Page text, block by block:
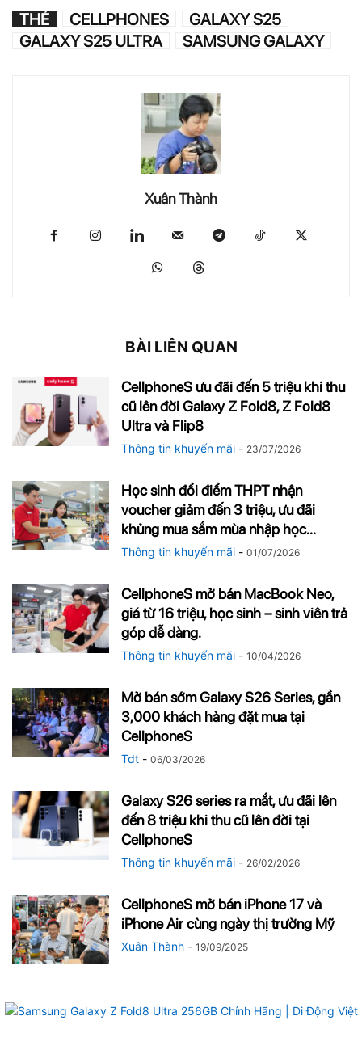
THẺ CELLPHONES
GALAXY S25
GALAXY S25 ULTRA
SAMSUNG GALAXY
Xuân Thành
BÀI LIÊN QUAN
CellphoneS ưu đãi đến 5 triệu khi thu
cũ lên đời Galaxy Z Fold8, Z Fold8
Ultra và Flip8
Thông tin khuyến mãi - 23/07/2026
Học sinh đổi điểm THPT nhận
voucher giảm đến 3 triệu, ưu đãi
khủng mua sắm mùa nhập học...
Thông tin khuyến mãi - 01/07/2026
CellphoneS mở bán MacBook Neo,
giá từ 16 triệu, học sinh – sinh viên trả
góp dễ dàng.
Thông tin khuyến mãi - 10/04/2026
Mở bán sớm Galaxy S26 Series, gần
3,000 khách hàng đặt mua tại
CellphoneS
Tdt - 06/03/2026
Galaxy S26 series ra mắt, ưu đãi lên
đến 8 triệu khi thu cũ lên đời tại
CellphoneS
Thông tin khuyến mãi - 26/02/2026
CellphoneS mở bán iPhone 17 và
iPhone Air cùng ngày thị trường Mỹ
Xuân Thành - 19/09/2025